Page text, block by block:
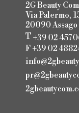
2G Beauty
Via Palermo,
20090
T +39 02
F +39 02